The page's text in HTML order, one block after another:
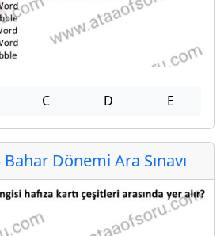
C D E
Dönemi Ara Sınavı